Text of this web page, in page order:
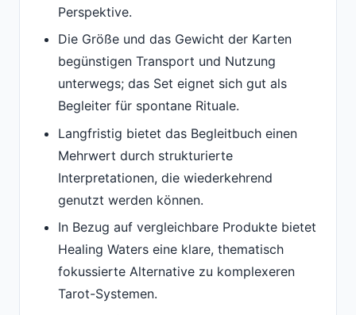
Perspektive.
Die Größe und das Gewicht der Karten
begünstigen Transport und Nutzung
unterwegs; das Set eignet sich gut als
Begleiter für spontane Rituale.
Langfristig bietet das Begleitbuch einen
Mehrwert durch strukturierte
Interpretationen, die wiederkehrend
genutzt werden können.
In Bezug auf vergleichbare Produkte bietet
Healing Waters eine klare, thematisch
fokussierte Alternative zu komplexeren
Tarot-Systemen.